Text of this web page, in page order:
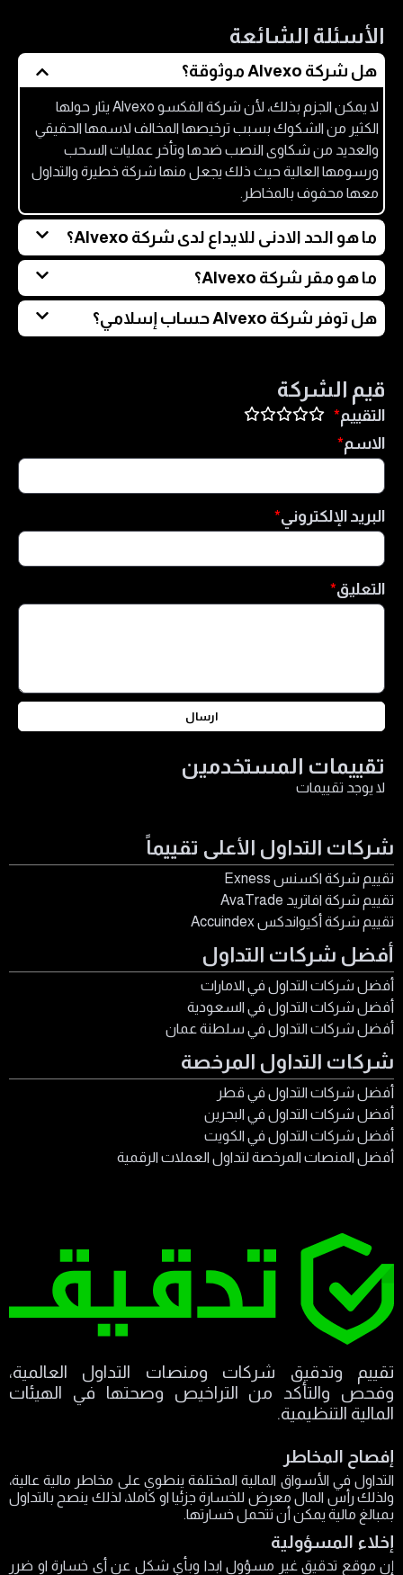
الأسئلة الشائعة
هل شركة Alvexo موثوقة؟
لا يمكن الجزم بذلك، لأن شركة الفكسو Alvexo يثار حولها
الكثير من الشكوك بسبب ترخيصها المخالف لاسمها الحقيقي
والعديد من شكاوى النصب ضدها وتأخر عمليات السحب
ورسومها العالية حيث ذلك يجعل منها شركة خطيرة والتداول
معها محفوف بالمخاطر.
ما هو الحد الادنى للايداع لدى شركة Alvexo؟
الحد الأدنى للإيداع في شركة الفكسو Alvexo هو الحد المسموح
به لفتح الحساب الأقل تكلفة، وهو الحساب الكلاسيكي الذي
يبلغ الحد الأدنى للإيداع به 500 دولار أمريكي.
ما هو مقر شركة Alvexo؟
يقع مقر شركة الفكسو في بناية HIS ، مكتب 5 ، مقاطعة
ماهي في سيشيل وهذا حسب ما تدعي على موقعها الرسمي.
هل توفر شركة Alvexo حساب إسلامي؟
قيم الشركة
التقييم
الاسم
البريد الإلكتروني
التعليق
ارسال
تقييمات المستخدمين
لا يوجد تقييمات
شركات التداول الأعلى تقييماً
تقييم شركة اكسنس Exness
تقييم شركة افاتريد AvaTrade
تقييم شركة أكيواندكس Accuindex
أفضل شركات التداول
أفضل شركات التداول في الامارات
أفضل شركات التداول في السعودية
أفضل شركات التداول في سلطنة عمان
شركات التداول المرخصة
أفضل شركات التداول في قطر
أفضل شركات التداول في البحرين
أفضل شركات التداول في الكويت
أفضل المنصات المرخصة لتداول العملات الرقمية
تقييم وتدقيق شركات ومنصات التداول العالمية،
وفحص والتأكد من التراخيص وصحتها في الهيئات
المالية التنظيمية.
إفصاح المخاطر
التداول في الأسواق المالية المختلفة ينطوي على مخاطر مالية عالية،
ولذلك رأس المال معرض للخسارة جزئيا او كاملا، لذلك ينصح بالتداول
بمبالغ مالية يمكن أن تتحمل خسارتها.
إخلاء المسؤولية
إن موقع تدقيق غير مسؤول ابدا وبأي شكل عن أي خسارة او ضرر